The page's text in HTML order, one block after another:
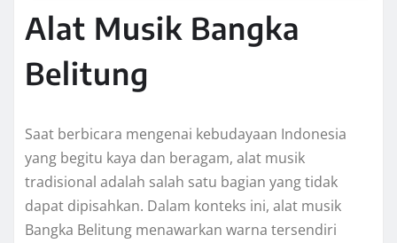
Alat Musik Bangka
Belitung
Saat berbicara mengenai kebudayaan Indonesia
yang begitu kaya dan beragam, alat musik
tradisional adalah salah satu bagian yang tidak
dapat dipisahkan. Dalam konteks ini, alat musik
Bangka Belitung menawarkan warna tersendiri